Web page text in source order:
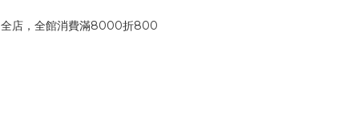
全店，全館消費滿8000折800